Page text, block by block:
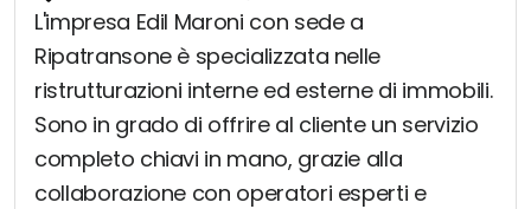
L'impresa Edil Maroni con sede a
Ripatransone è specializzata nelle
ristrutturazioni interne ed esterne di immobili.
Sono in grado di offrire al cliente un servizio
completo chiavi in mano, grazie alla
collaborazione con operatori esperti e